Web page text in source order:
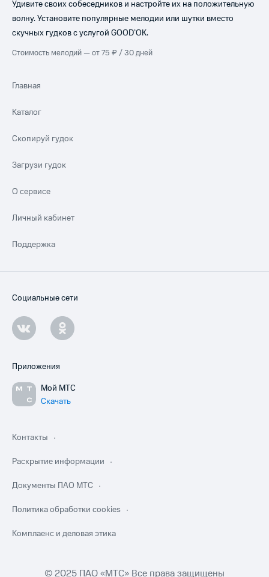
Удивите своих собеседников и настройте их на положительную
волну. Установите популярные мелодии или шутки вместо
скучных гудков с услугой GOOD’OK.
Стоимость мелодий — от 75 ₽ / 30 дней
Главная
Каталог
Скопируй гудок
Загрузи гудок
О сервисе
Личный кабинет
Поддержка
Социальные сети
Приложения
Мой МТС
Скачать
Контакты
Раскрытие информации
Документы ПАО МТС
Политика обработки cookies
Комплаенс и деловая этика
© 2025 ПАО «МТС» Все права защищены